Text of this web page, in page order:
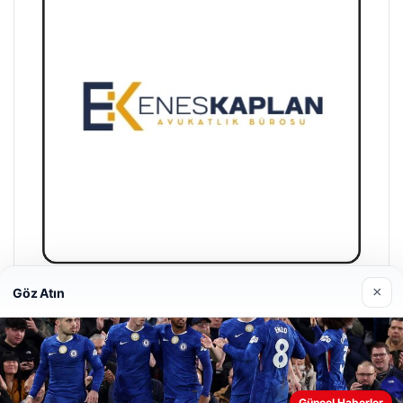
Enes Kaplan Avukatlık Bürosu
28/04/2026
Web sitemizi nasıl kullandığınızı daha iyi anlayabilmek,
Göz Atın ×